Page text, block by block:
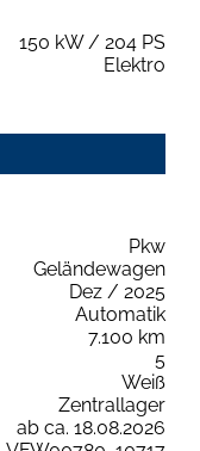
150 kW / 204 PS
Elektro
Pkw
Geländewagen
Dez / 2025
Automatik
7.100 km
5
Weiß
Zentrallager
ab ca. 18.08.2026